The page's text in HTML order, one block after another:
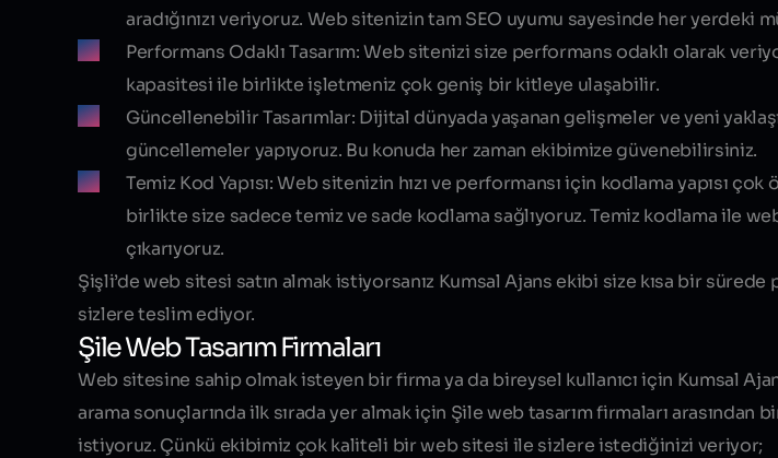
aradığınızı veriyoruz. Web sitenizin tam SEO uyumu sayesinde her
Performans Odaklı Tasarım:Web sitenizi size performans odaklı olarak
kapasitesi ile birlikte işletmeniz çok geniş bir kitleye ulaşabilir.
Güncellenebilir Tasarımlar: Dijital dünyada yaşanan gelişmeler ve yeni
güncellemeler yapıyoruz. Bu konuda her zaman ekibimize güvenebilirsiniz.
Temiz Kod Yapısı:Web sitenizin hızı ve performansı için kodlama yapısı çok
birlikte size sadece temiz ve sade kodlama sağlıyoruz. Temiz kodlama ile
çıkarıyoruz.
Şişli’de web sitesi satın almak istiyorsanız Kumsal Ajans ekibi size kısa bir sürede
sizlere teslim ediyor.
Şile Web Tasarım Firmaları
Web sitesine sahip olmak isteyen bir firma ya da bireysel kullanıcı için Kumsal
arama sonuçlarında ilk sırada yer almak için Şile web tasarım firmalarıarasından
istiyoruz. Çünkü ekibimiz çok kaliteli bir web sitesi ile sizlere istediğinizi veriyor;